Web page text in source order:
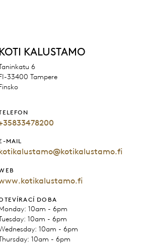
KOTI KALUSTAMO
6
33400 Tampere
MAIL
DOBA
10am - 6pm
10am - 6pm
10am - 6pm
10am - 6pm